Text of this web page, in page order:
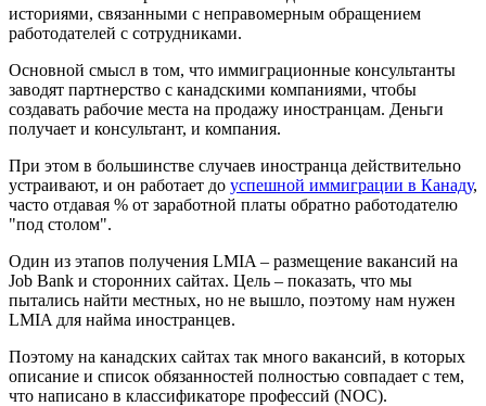
историями, связанными с неправомерным обращением
работодателей с сотрудниками.
Основной смысл в том, что иммиграционные консультанты
заводят партнерство с канадскими компаниями, чтобы
создавать рабочие места на продажу иностранцам. Деньги
получает и консультант, и компания.
При этом в большинстве случаев иностранца действительно
устраивают, и он работает до успешной иммиграции в Канаду,
часто отдавая % от заработной платы обратно работодателю
"под столом".
Один из этапов получения LMIA – размещение вакансий на
Job Bank и сторонних сайтах. Цель – показать, что мы
пытались найти местных, но не вышло, поэтому нам нужен
LMIA для найма иностранцев.
Поэтому на канадских сайтах так много вакансий, в которых
описание и список обязанностей полностью совпадает с тем,
что написано в классификаторе профессий (NOC).